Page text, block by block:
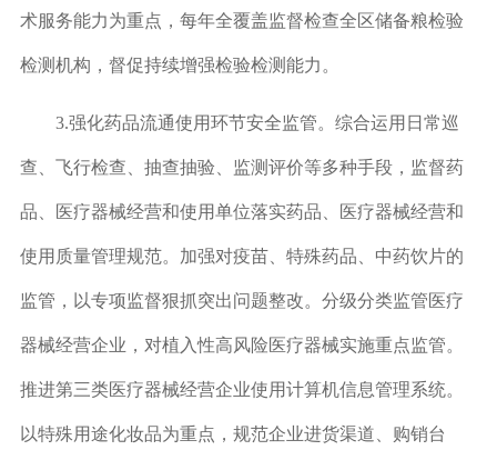
术服务能力为重点，每年全覆盖监督检查全区储备粮检验
检测机构，督促持续增强检验检测能力。
3.强化药品流通使用环节安全监管。 综合运用日常巡
查、飞行检查、抽查抽验、监测评价等多种手段，监督药
品、医疗器械经营和使用单位落实药品、医疗器械经营和
使用质量管理规范。加强对疫苗、特殊药品、中药饮片的
监管，以专项监督狠抓突出问题整改。分级分类监管医疗
器械经营企业，对植入性高风险医疗器械实施重点监管。
推进第三类医疗器械经营企业使用计算机信息管理系统。
以特殊用途化妆品为重点，规范企业进货渠道、购销台